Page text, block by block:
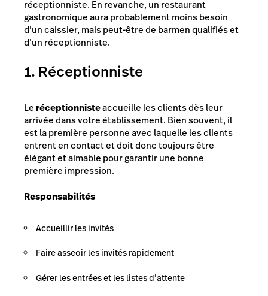
réceptionniste. En revanche, un restaurant
gastronomique aura probablement moins besoin
d’un caissier, mais peut-être de barmen qualifiés et
d’un réceptionniste.
1. Réceptionniste
Leréceptionnisteaccueille les clients dès leur
arrivée dans votre établissement. Bien souvent, il
est la première personne avec laquelle les clients
entrent en contact et doit donc toujours être
élégant et aimable pour garantir une bonne
première impression.
Responsabilités
Accueillir les invités
Faire asseoir les invités rapidement
Gérer les entrées et les listes d’attente